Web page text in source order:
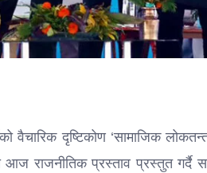
वैचारिक दृष्टिकोण ‘सामाजिक
आज राजनीतिक प्रस्ताव प्रस्तुत